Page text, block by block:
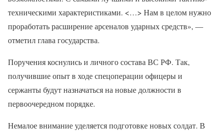
техническими характеристиками. <…> Нам в целом нужно
проработать расширение арсеналов ударных средств», —
отметил глава государства.
Поручения коснулись и личного состава ВС РФ. Так,
получившие опыт в ходе спецоперации офицеры и
сержанты будут назначаться на новые должности в
первоочередном порядке.
Немалое внимание уделяется подготовке новых солдат. В